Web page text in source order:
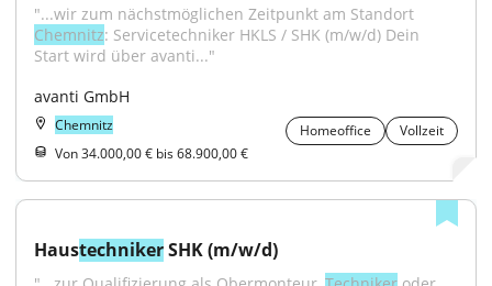
Chemnitz: Servicetechniker HKLS / SHK (m/w/d) Dein
Start wird über avanti..."
avanti GmbH
Chemnitz Homeoffice
Vollzeit
Von 34.000,00 € bis 68.900,00 €
Haustechniker SHK (m/w/d)